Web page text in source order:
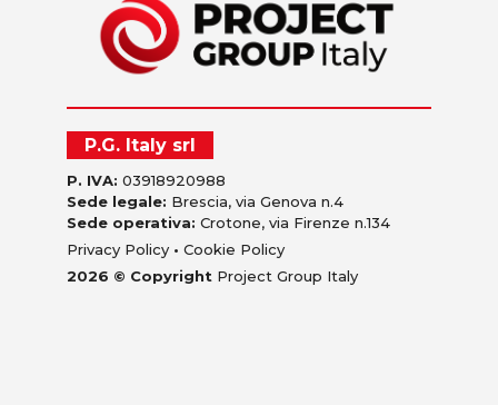
P.G. Italy srl
P. IVA: 03918920988
Sede legale: Brescia, via Genova n.4
Sede operativa: Crotone, via Firenze n.134
Privacy Policy • Cookie Policy
2026 © Copyright Project Group Italy